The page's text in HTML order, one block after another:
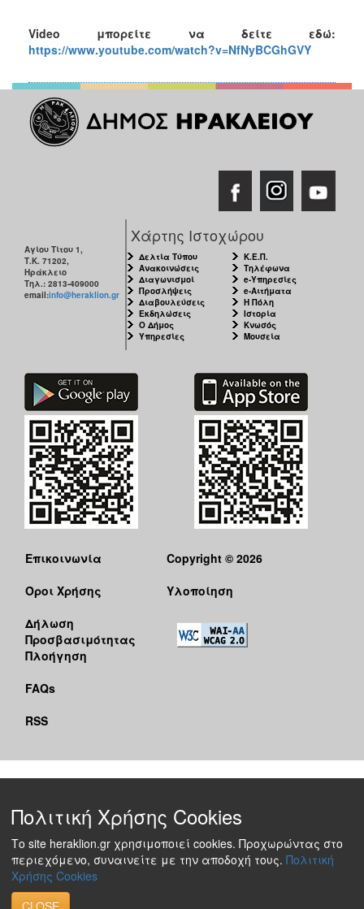
Video μπορείτε να δείτε εδώ:
https://www.youtube.com/watch?v=NfNyBCGhGVY
Αγίου Τίτου 1,
Τ.Κ. 71202,
Ηράκλειο
Τηλ.: 2813-409000
email:info@heraklion.gr
Χάρτης Ιστοχώρου
Δελτία Τύπου
Ανακοινώσεις
Διαγωνισμοί
Προσλήψεις
Διαβουλεύσεις
Εκδηλώσεις
Ο Δήμος
Υπηρεσίες
Κ.Ε.Π.
Τηλέφωνα
e-Υπηρεσίες
e-Αιτήματα
Η Πόλη
Ιστορία
Κνωσός
Μουσεία
Επικοινωνία
Όροι Χρήσης
Δήλωση
Προσβασιμότητας
Πλοήγηση
FAQs
RSS
Copyright © 2026
Υλοποίηση
Πολιτική Χρήσης Cookies
Το site heraklion.gr χρησιμοποιεί cookies. Προχωρώντας στο
περιεχόμενο, συναινείτε με την αποδοχή τους. Πολιτική
Χρήσης Cookies
CLOSE